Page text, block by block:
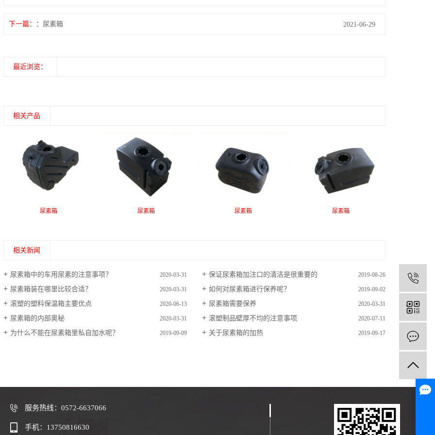
下一篇： 尿素箱 2021-06-29
最近浏览：
相关产品
尿素箱 尿素箱 尿素箱 尿素箱
相关新闻
尿素箱中的车用尿素的注意事项？ 2020-03-31 保证尿素箱加注口的清洁是很重要的 2019-08-26
尿素箱装在哪里比较合适？ 2020-03-31 如何对尿素箱进行保养呢？ 2019-09-02
滚塑的塑料保温箱主要优点 2020-06-13 尿素箱需要保养 2020-03-31
尿素箱的内部奥秘 2020-03-31 滚塑制品壁厚不均的注意事项 2020-07-11
为什么不能在尿素箱里私自加水呢？ 2019-09-09 关于尿素箱的加热 2019-09-17
服务热线：0572-6637066
手机：13750816630